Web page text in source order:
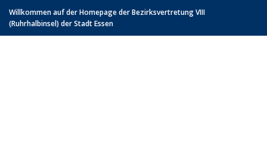
Willkommen auf der Homepage der Bezirksvertretung VIII
(Ruhrhalbinsel) der Stadt Essen